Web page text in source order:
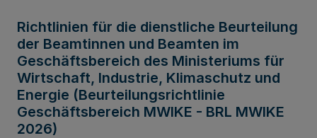
Richtlinien für die dienstliche Beurteilung
der Beamtinnen und Beamten im
Geschäftsbereich des Ministeriums für
Wirtschaft, Industrie, Klimaschutz und
Energie (Beurteilungsrichtlinie
Geschäftsbereich MWIKE - BRL MWIKE
2026)